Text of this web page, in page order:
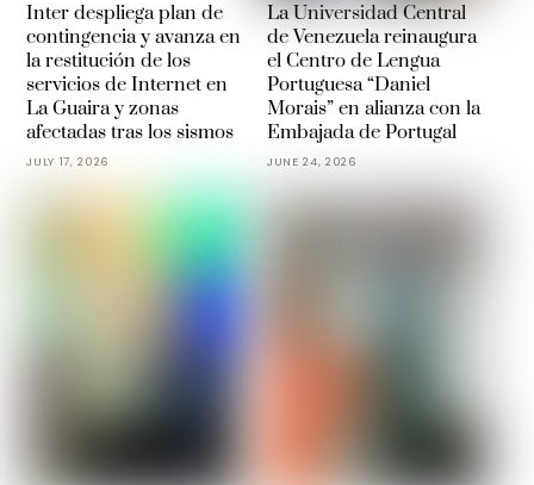
Inter despliega plan de
contingencia y avanza en
la restitución de los
servicios de Internet en
La Guaira y zonas
afectadas tras los sismos
JULY 17, 2026
La Universidad Central
de Venezuela reinaugura
el Centro de Lengua
Portuguesa “Daniel
Morais” en alianza con la
Embajada de Portugal
JUNE 24, 2026